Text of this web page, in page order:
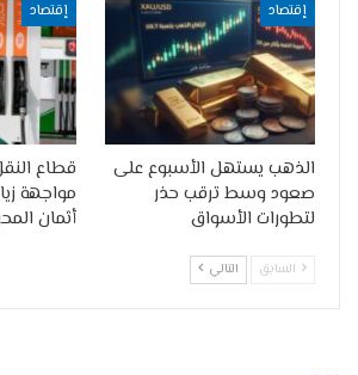
إقتصاد
الذهب يستهل الأسبوع على
صعود وسط ترقب حذر
لتطورات الأسواق
إقتصاد
قطاع
مواجهة
أثمان
السابق التالي